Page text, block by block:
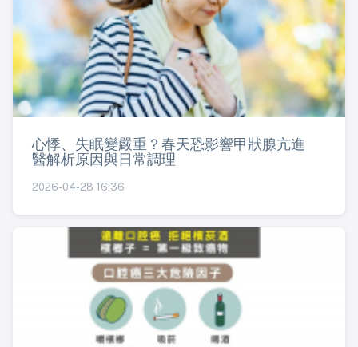
心悸、失眠變嚴重？春天恐影響甲狀腺亢進
醫解析原因與日常調理
2026-04-28 16:36